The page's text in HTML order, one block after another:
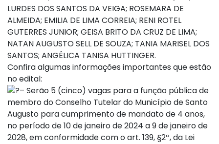
LURDES DOS SANTOS DA VEIGA; ROSEMARA DE
ALMEIDA; EMILIA DE LIMA CORREIA; RENI ROTEL
GUTERRES JUNIOR; GEISA BRITO DA CRUZ DE LIMA;
NATAN AUGUSTO SELL DE SOUZA; TANIA MARISEL DOS
SANTOS; ANGÉLICA TANISA HUTTINGER.
Confira algumas informações importantes que estão
no edital:
– Serão 5 (cinco) vagas para a função pública de
membro do Conselho Tutelar do Município de Santo
Augusto para cumprimento de mandato de 4 anos,
no período de 10 de janeiro de 2024 a 9 de janeiro de
2028, em conformidade com o art. 139, §2º, da Lei